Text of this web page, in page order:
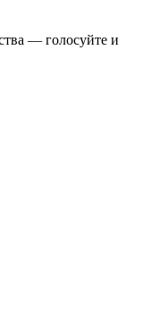
— голосуйте и